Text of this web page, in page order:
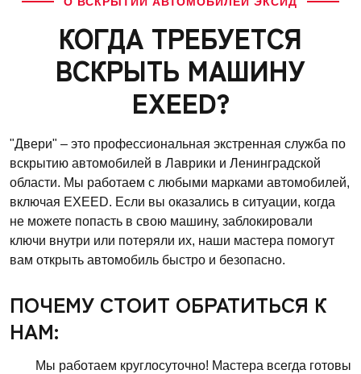
КОГДА ТРЕБУЕТСЯ
ВСКРЫТЬ МАШИНУ
EXEED?
"Двери" – это профессиональная экстренная служба по
вскрытию автомобилей в Лаврики и Ленинградской
области. Мы работаем с любыми марками автомобилей,
включая EXEED. Если вы оказались в ситуации, когда
не можете попасть в свою машину, заблокировали
ключи внутри или потеряли их, наши мастера помогут
вам открыть автомобиль быстро и безопасно.
ПОЧЕМУ СТОИТ ОБРАТИТЬСЯ К
НАМ:
Мы работаем круглосуточно! Мастера всегда готовы